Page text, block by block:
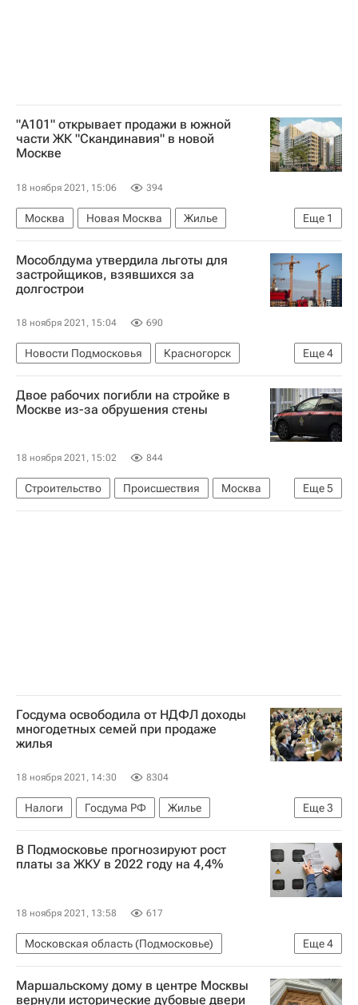
"А101" открывает продажи в южной
части ЖК "Скандинавия" в новой
Москве
18 ноября 2021, 15:06 394
Еще 1
Москва Новая Москва
Жилье
ГК "А101"
Мособлдума утвердила льготы для
застройщиков, взявшихся за
долгострои
18 ноября 2021, 15:04 690
Еще4
Новости Подмосковья
Красногорск
Московская областная дума
Жилье
Строительство
Долгострой
Двое рабочих погибли на стройке в
Москве из-за обрушения стены
18 ноября 2021, 15:02 844
Еще5
Строительство Происшествия
Москва
Следственный комитет России (СК РФ)
Госдума освободила от НДФЛ доходы
многодетных семей при продаже
жилья
18 ноября 2021, 14:30 8304
Еще3
Налоги Госдума РФ
Жилье
Многодетные семьи
Россия Сделки
В Подмосковье прогнозируют рост
платы за ЖКУ в 2022 году на 4,4%
18 ноября 2021, 13:58 617
Еще4
Московская область (Подмосковье)
Новости Подмосковья
Московская областная дума
ЖКХ
Маршальскому дому в центре Москвы
вернули исторические дубовые двери